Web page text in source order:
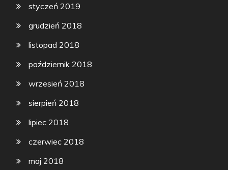
styczeń 2019
grudzień 2018
listopad 2018
październik 2018
wrzesień 2018
sierpień 2018
lipiec 2018
czerwiec 2018
maj 2018